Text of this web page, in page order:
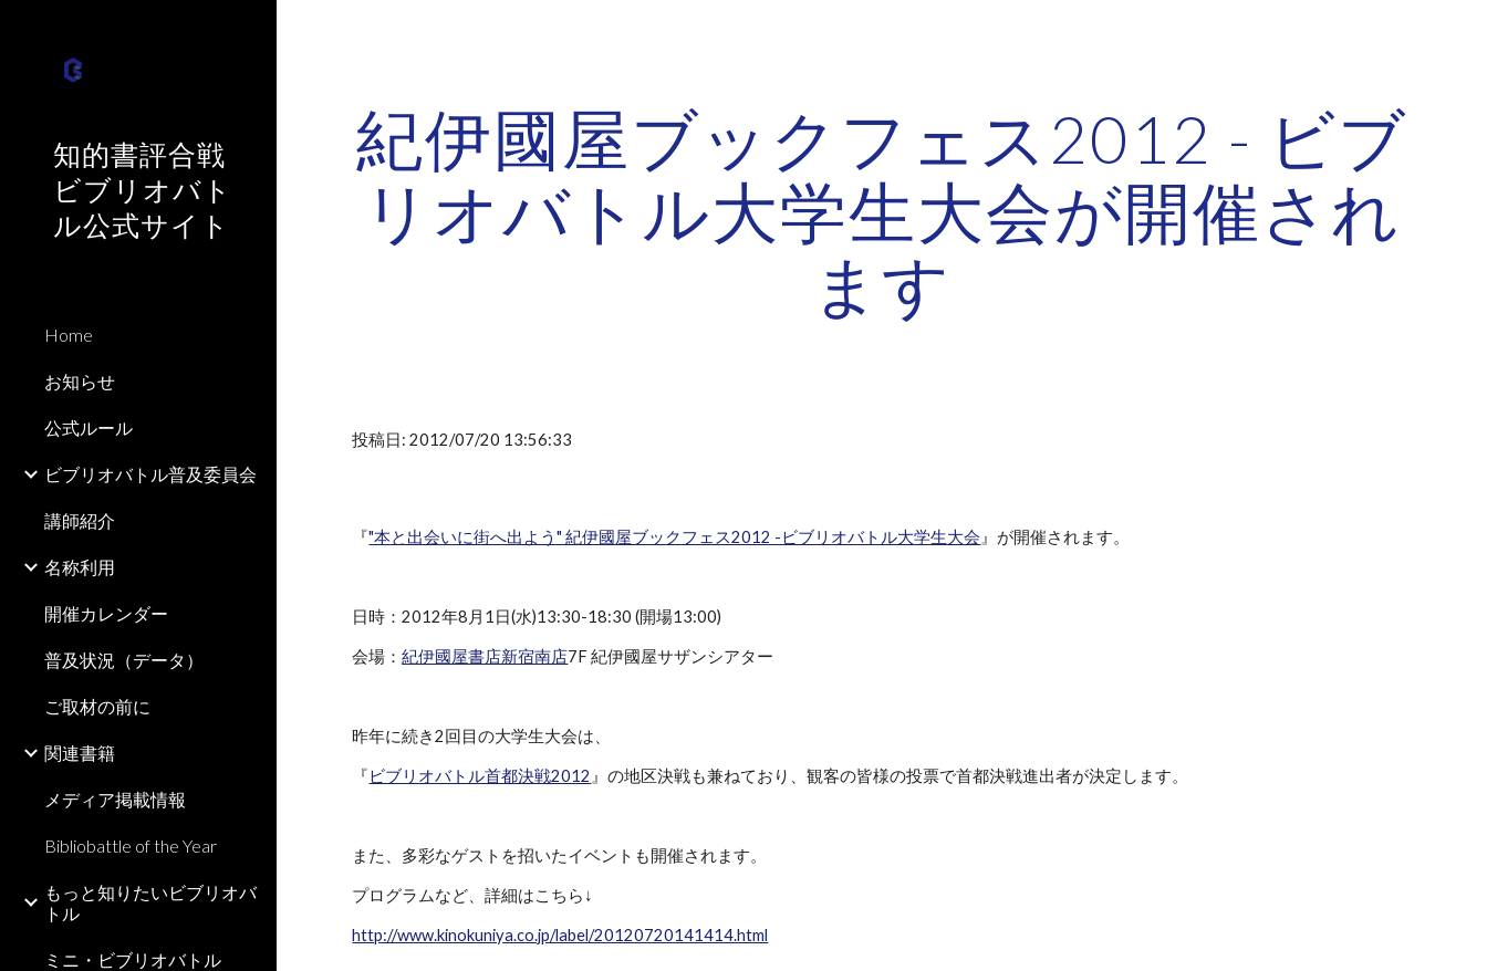
知的書評合戦
ビブリオバト
ル公式サイト
Home
お知らせ
公式ルール
ビブリオバトル普及委員会
講師紹介
名称利用
開催カレンダー
普及状況（データ）
ご取材の前に
関連書籍
メディア掲載情報
Bibliobattle of the Year
もっと知りたいビブリオバ
トル
ミニ・ビブリオバトル
紀伊國屋ブックフェス2012 - ビブ
リオバトル大学生大会が開催され
ます
投稿日: 2012/07/20 13:56:33
『"本と出会いに街へ出よう" 紀伊國屋ブックフェス2012 -ビブリオバトル大学生大会 』が開催されます。
日時：2012年8月1日(水)13:30-18:30 (開場13:00)
会場：紀伊國屋書店新宿南店7F 紀伊國屋サザンシアター
昨年に続き2回目の大学生大会は、
『ビブリオバトル首都決戦2012 』の地区決戦も兼ねており、観客の皆様の投票で首都決戦進出者が決定します。
また、多彩なゲストを招いたイベントも開催されます。
プログラムなど、詳細はこちら↓
http://www.kinokuniya.co.jp/label/20120720141414.html